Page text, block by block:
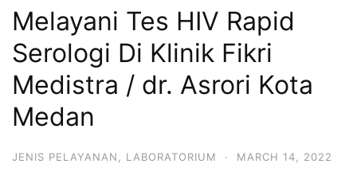
Melayani Tes HIV Rapid
Serologi Di Klinik Fikri
Medistra / dr. Asrori Kota
Medan
JENIS PELAYANAN LABORATORIUM · MARCH 14, 2022